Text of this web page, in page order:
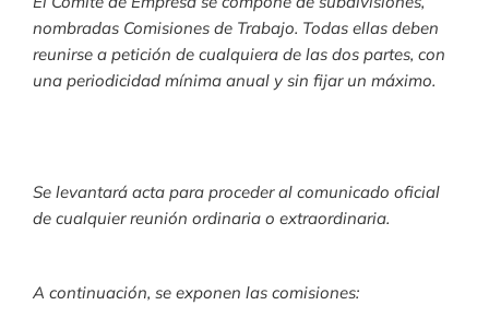
nombradas Comisiones de Trabajo. Todas ellas deben
reunirse a petición de cualquiera de las dos partes, con
una periodicidad mínima anual y sin fijar un máximo.
Se levantará acta para proceder al comunicado oficial
de cualquier reunión ordinaria o extraordinaria.
A continuación, se exponen las comisiones: